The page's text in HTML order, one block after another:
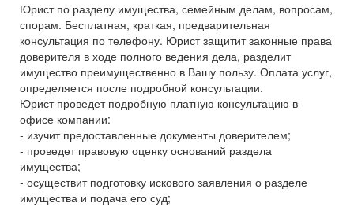
Юрист по разделу имущества, семейным делам, вопросам,
спорам. Бесплатная, краткая, предварительная
консультация по телефону. Юрист защитит законные права
доверителя в ходе полного ведения дела, разделит
имущество преимущественно в Вашу пользу. Оплата услуг,
определяется после подробной консультации.
Юрист проведет подробную платную консультацию в
офисе компании:
- изучит предоставленные документы доверителем;
- проведет правовую оценку оснований раздела
имущества;
- осуществит подготовку искового заявления о разделе
имущества и подача его суд;